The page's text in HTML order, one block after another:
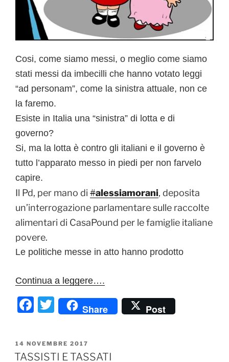
Cosi, come siamo messi, o meglio come siamo
stati messi da imbecilli che hanno votato leggi
“ad personam”, come la sinistra attuale, non ce
la faremo.
Esiste in Italia una “sinistra” di lotta e di
governo?
Si, ma la lotta è contro gli italiani e il governo è
tutto l’apparato messo in piedi per non farvelo
capire.
Il Pd, per mano di #alessiamorani, deposita
un’interrogazione parlamentare sulle raccolte
alimentari di CasaPound per le famiglie italiane
povere.
Le politiche messe in atto hanno prodotto
Continua a leggere….
F
c
e
T
w
itt
er
Share Post
PUBBLICATO
IL
14 NOVEMBRE 2017
TASSISTI E TASSATI